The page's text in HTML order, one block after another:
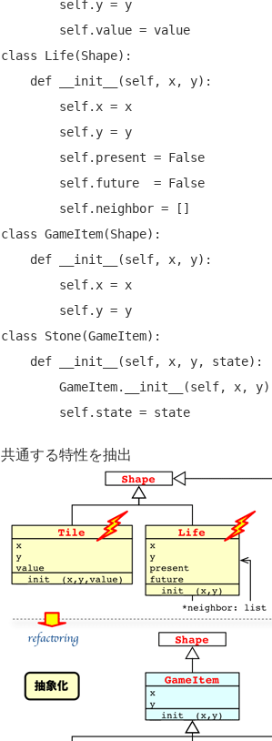
class Life(Shape):
class GameItem(Shape):
class Stone(GameItem):
共通する特性を抽出